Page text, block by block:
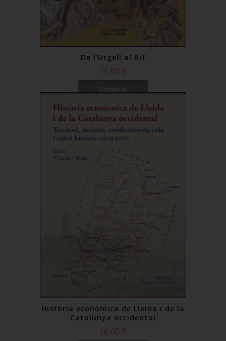
De l'Urgell al Rif
15,00 €
Història econòmica de Lleida i de la
Catalunya occidental
26,00 €